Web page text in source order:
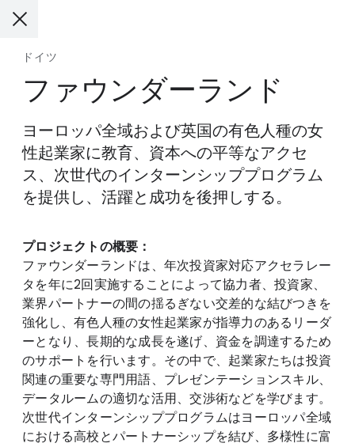
ドイツ
ファウンダーランド
ヨーロッパ全域および英国の有色人種の女
性起業家に教育、資本への平等なアクセ
ス、次世代のインターンシッププログラム
を提供し、活躍と成功を後押しする。
プロジェクトの概要：
ファウンダーランドは、年次投資家対応アクセラレー
タを年に2回実施することによって協力者、投資家、
業界パートナーの間の揺るぎない交差的な結びつきを
強化し、有色人種の女性起業家が指導力のあるリーダ
ーとなり、長期的な成長を遂げ、資金を調達するため
のサポートを行います。その中で、起業家たちは投資
関連の重要な専門用語、プレゼンテーションスキル、
データルームの適切な活用、交渉術などを学びます。
次世代インターンシッププログラムはヨーロッパ全域
における高校とパートナーシップを結び、多様性に富